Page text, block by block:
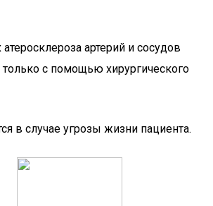
артерий и сосудов
с помощью хирургического
в случае угрозы жизни пациента.